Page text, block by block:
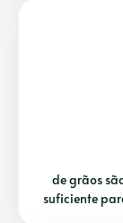
de grãos
suficiente